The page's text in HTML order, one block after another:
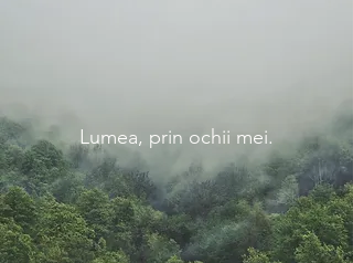
Lumea, prin ochii mei.